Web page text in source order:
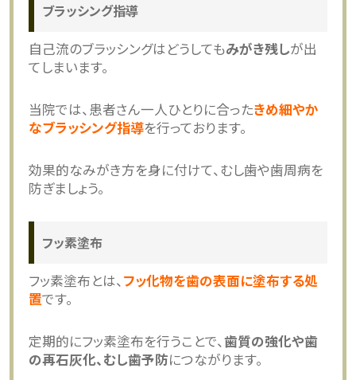
ブラッシング指導
自己流のブラッシングはどうしてもみがき残しが出
てしまいます。
当院では、患者さん一人ひとりに合ったきめ細やか
なブラッシング指導を行っております。
効果的なみがき方を身に付けて、むし歯や歯周病を
防ぎましょう。
フッ素塗布
フッ素塗布とは、フッ化物を歯の表面に塗布する処
置です。
定期的にフッ素塗布を行うことで、歯質の強化や歯
の再石灰化、むし歯予防につながります。